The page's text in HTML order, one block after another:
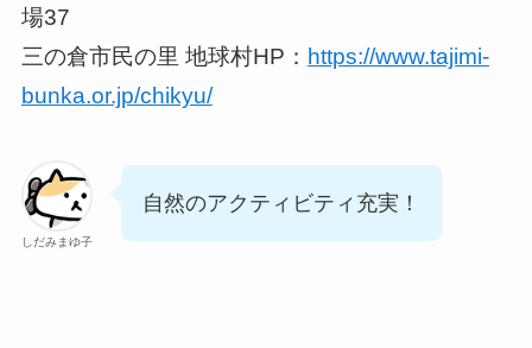
場37
三の倉市民の里 地球村HP： https://www.tajimi-
bunka.or.jp/chikyu/
しだみまゆ子
自然のアクティビティ充実！